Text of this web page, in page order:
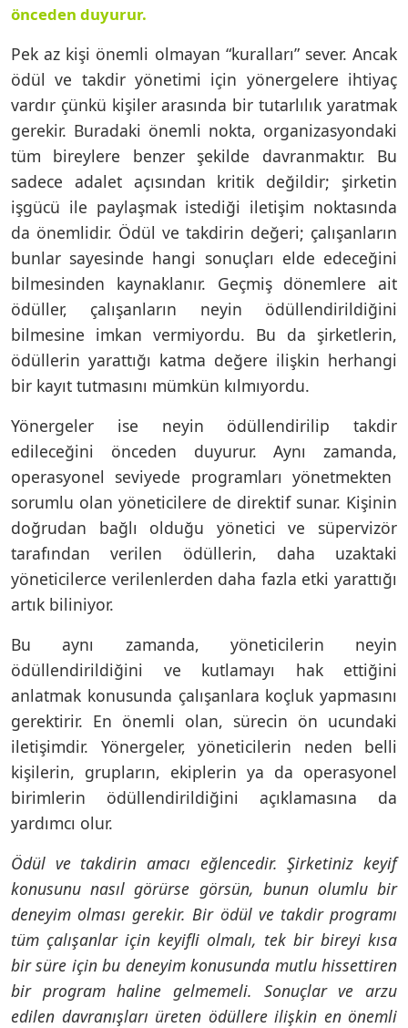
önceden duyurur.
Pek az kişi önemli olmayan “kuralları” sever. Ancak
ödül ve takdir yönetimi için yönergelere ihtiyaç
vardır çünkü kişiler arasında bir tutarlılık yaratmak
gerekir. Buradaki önemli nokta, organizasyondaki
tüm bireylere benzer şekilde davranmaktır. Bu
sadece adalet açısından kritik değildir; şirketin
işgücü ile paylaşmak istediği iletişim noktasında
da önemlidir. Ödül ve takdirin değeri; çalışanların
bunlar sayesinde hangi sonuçları elde edeceğini
bilmesinden kaynaklanır. Geçmiş dönemlere ait
ödüller, çalışanların neyin ödüllendirildiğini
bilmesine imkan vermiyordu. Bu da şirketlerin,
ödüllerin yarattığı katma değere ilişkin herhangi
bir kayıt tutmasını mümkün kılmıyordu.
Yönergeler ise neyin ödüllendirilip takdir
edileceğini önceden duyurur. Aynı zamanda,
operasyonel seviyede programları yönetmekten
sorumlu olan yöneticilere de direktif sunar. Kişinin
doğrudan bağlı olduğu yönetici ve süpervizör
tarafından verilen ödüllerin, daha uzaktaki
yöneticilerce verilenlerden daha fazla etki yarattığı
artık biliniyor.
Bu aynı zamanda, yöneticilerin neyin
ödüllendirildiğini ve kutlamayı hak ettiğini
anlatmak konusunda çalışanlara koçluk yapmasını
gerektirir. En önemli olan, sürecin ön ucundaki
iletişimdir. Yönergeler, yöneticilerin neden belli
kişilerin, grupların, ekiplerin ya da operasyonel
birimlerin ödüllendirildiğini açıklamasına da
yardımcı olur.
Ödül ve takdirin amacı eğlencedir. Şirketiniz keyif
konusunu nasıl görürse görsün, bunun olumlu bir
deneyim olması gerekir. Bir ödül ve takdir programı
tüm çalışanlar için keyifli olmalı, tek bir bireyi kısa
bir süre için bu deneyim konusunda mutlu hissettiren
bir program haline gelmemeli. Sonuçlar ve arzu
edilen davranışları üreten ödüllere ilişkin en önemli